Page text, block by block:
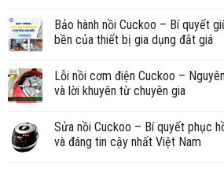
Bảo hành nồi Cuckoo – Bí quyết
bền của thiết bị gia dụng đắt giá
Lỗi nồi cơm điện Cuckoo –
và lời khuyên từ chuyên gia
Sửa nồi Cuckoo – Bí quyết phục
và đáng tin cậy nhất Việt Nam